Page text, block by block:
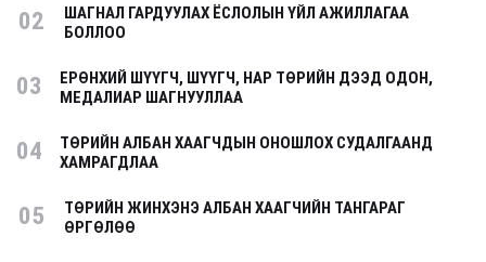
02
ШАГНАЛ ГАРДУУЛАХ ЁСЛОЛЫН ҮЙЛ АЖИЛЛАГАА
БОЛЛОО
03
ЕРӨНХИЙ ШҮҮГЧ, ШҮҮГЧ, НАР ТӨРИЙН ДЭЭД ОДОН,
МЕДАЛИАР ШАГНУУЛЛАА
04
ТӨРИЙН АЛБАН ХААГЧДЫН ОНОШЛОХ СУДАЛГААНД
ХАМРАГДЛАА
05
ТӨРИЙН ЖИНХЭНЭ АЛБАН ХААГЧИЙН ТАНГАРАГ
ӨРГӨЛӨӨ